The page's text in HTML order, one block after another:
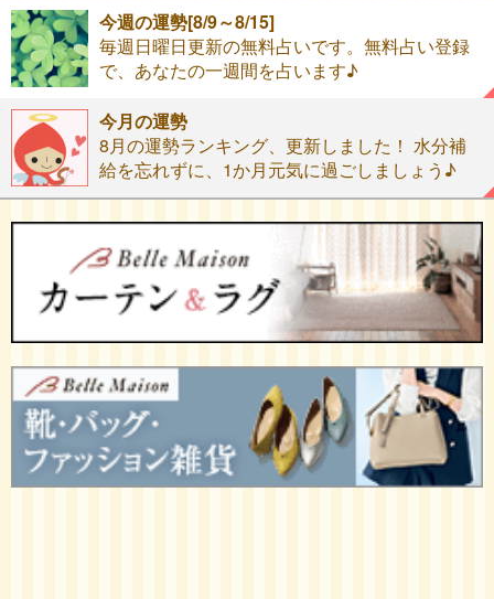
今週の運勢[8/9～8/15]
毎週日曜日更新の無料占いです。無料占い登録
で、あなたの一週間を占います♪
今月の運勢
8月の運勢ランキング、更新しました！ 水分補
給を忘れずに、1か月元気に過ごしましょう♪